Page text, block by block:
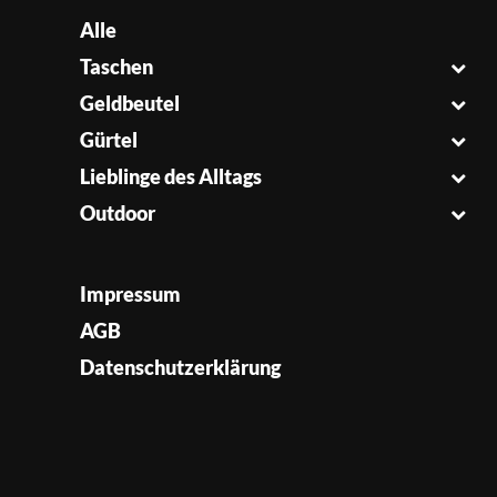
Alle
Taschen
Geldbeutel
Gürtel
Lieblinge des Alltags
Outdoor
Impressum
AGB
Datenschutzerklärung